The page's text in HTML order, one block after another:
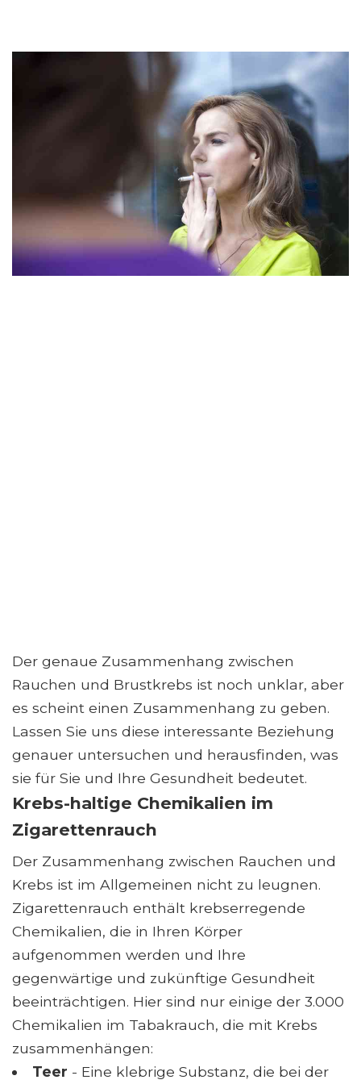
Der genaue Zusammenhang zwischen
Rauchen und Brustkrebs ist noch unklar, aber
es scheint einen Zusammenhang zu geben.
Lassen Sie uns diese interessante Beziehung
genauer untersuchen und herausfinden, was
sie für Sie und Ihre Gesundheit bedeutet.
Krebs-haltige Chemikalien im
Zigarettenrauch
Der Zusammenhang zwischen Rauchen und
Krebs ist im Allgemeinen nicht zu leugnen.
Zigarettenrauch enthält krebserregende
Chemikalien, die in Ihren Körper
aufgenommen werden und Ihre
gegenwärtige und zukünftige Gesundheit
beeinträchtigen. Hier sind nur einige der 3.000
Chemikalien im Tabakrauch, die mit Krebs
zusammenhängen:
Teer - Eine klebrige Substanz, die bei der